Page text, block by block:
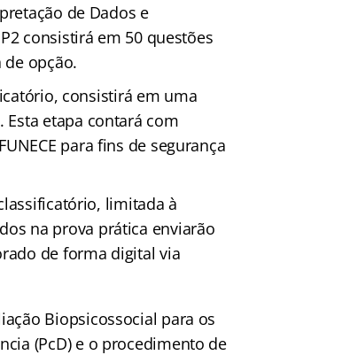
de Dados e
consistirá em 50 questões
opção.
consistirá em uma
etapa contará com
para fins de segurança
limitada à
na prova prática enviarão
de forma digital via
Biopsicossocial para os
(PcD) e o procedimento de